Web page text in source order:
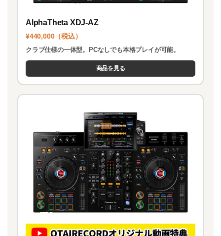
AlphaTheta XDJ-AZ
¥440,000（税込）
クラブ仕様の一体型。PCなしでも本格プレイが可能。
商品を見る